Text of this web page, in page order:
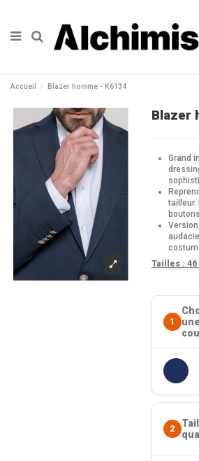
Accueil Blazer homme - K6134
Blazer
Grand
tailleur.
Tailles : 46
1
une
2